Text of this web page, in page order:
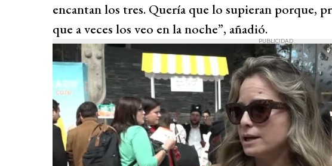
encantan los tres. Quería que lo supieran porque,
que a veces los veo en la noche”, añadió.
PUBLICIDAD